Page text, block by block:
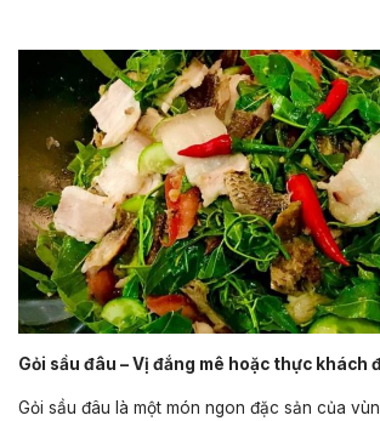
Gỏi sầu đâu – Vị đắng mê hoặc thực khách
Gỏi sầu đâu là một món ngon đặc sản của